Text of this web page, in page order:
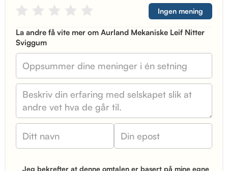
Ingen mening
La andre få vite mer om Aurland Mekaniske Leif Nitter
Sviggum
Jeg bekrefter at denne omtalen er basert på mine egne